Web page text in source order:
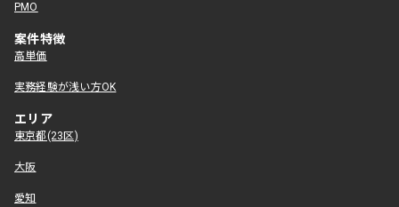
PMO
案件特徴
高単価
実務経験が浅い方OK
エリア
東京都(23区)
大阪
愛知